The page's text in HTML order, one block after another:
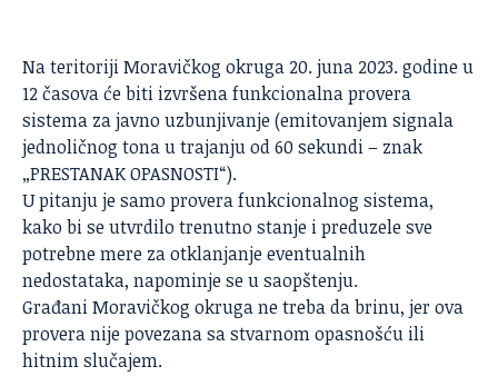
Na teritoriji Moravičkog okruga 20. juna 2023. godine u
12 časova će biti izvršena funkcionalna provera
sistema za javno uzbunjivanje (emitovanjem signala
jednoličnog tona u trajanju od 60 sekundi – znak
„PRESTANAK OPASNOSTI“).
U pitanju je samo provera funkcionalnog sistema,
kako bi se utvrdilo trenutno stanje i preduzele sve
potrebne mere za otklanjanje eventualnih
nedostataka, napominje se u saopštenju.
Građani Moravičkog okruga ne treba da brinu, jer ova
provera nije povezana sa stvarnom opasnošću ili
hitnim slučajem.